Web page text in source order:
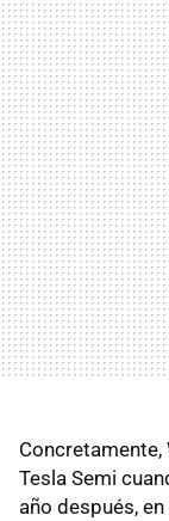
Tesla Semi
año después,